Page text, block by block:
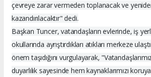
çevreye zarar vermeden toplanacak ve
kazandırılacaktır" dedi.
Başkan Tuncer, vatandaşların evlerinde, iş
okullarında ayrıştırdıkları atıkları merkeze
önem taşıdığını vurgulayarak,
duyarlılık sayesinde hem kaynaklarımızı